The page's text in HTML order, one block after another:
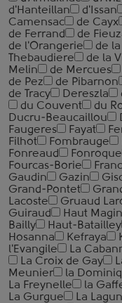
d'Hanteillan
d'Issan
Camensac
de Cayx
de Ferrand
de
de l'Orangerie
de
Thebaudiere
de la
Melin
de Mercues
de Pez
de Pibarnon
de Tracy
Dereszla
du Couvent
du
Ducru-Beaucaillou
Faugeres
Fayat
Filhot
Fombrauge
Fonreaud
Fonroque
Fourcas-Borie
Gaudin
Gazin
Grand-Pontet
Lacoste
Gruaud
Guiraud
Haut
Bailly
Haut-Batailley
Hosanna
Kefraya
l'Evangile
La
La Croix de Gay
Meunier
la
La Freynelle
la
La Gurgue
La